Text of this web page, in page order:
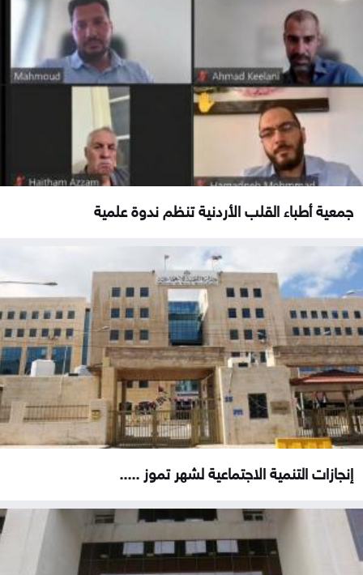
جمعية أطباء القلب الأردنية تنظم ندوة علمية
إنجازات التنمية الاجتماعية لشهر تموز .....